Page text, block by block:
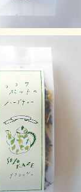
【リフレッシュ】
¥1,100